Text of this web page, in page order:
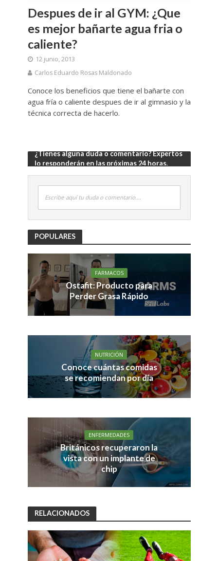
Despues de ir al GYM: ¿Que
es mejor bañarte agua fria o
caliente?
12 junio, 2013
Carlos Eduardo Rosas Maldonado
Conoce los beneficios que tiene el bañarte con
agua fría o caliente despues de ir al gimnasio y la
técnica correcta de hacerlo.
¿Tienes alguna duda o comentario? Expertos
lo responderán en las próximas 24 horas.
Escribe aquí tu duda o comentario....
POPULARES
FARMACOS
Ostafit: Producto para
Perder Grasa Rápido
NUTRICIÓN
Conoce cuántas comidas
se recomiendan por día
ENFERMEDADES
Británicos recuperaron la
vista con un implante de
chip
RELACIONADOS